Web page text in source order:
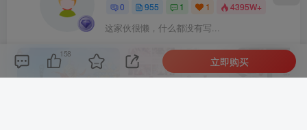
0 955 1 1 4395W+
这家伙很懒，什么都没有写...
158
立即购买